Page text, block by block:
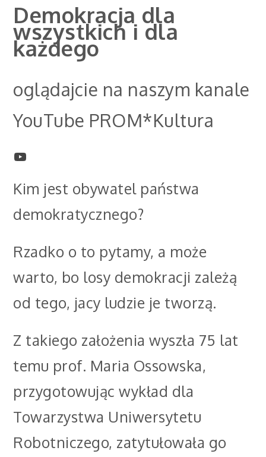
Demokracja dla
wszystkich i dla
każdego
oglądajcie na naszym kanale
YouTube PROM*Kultura
YouTube
Kim jest obywatel państwa
demokratycznego?
Rzadko o to pytamy, a może
warto, bo losy demokracji zależą
od tego, jacy ludzie je tworzą.
Z takiego założenia wyszła 75 lat
temu prof. Maria Ossowska,
przygotowując wykład dla
Towarzystwa Uniwersytetu
Robotniczego, zatytułowała go